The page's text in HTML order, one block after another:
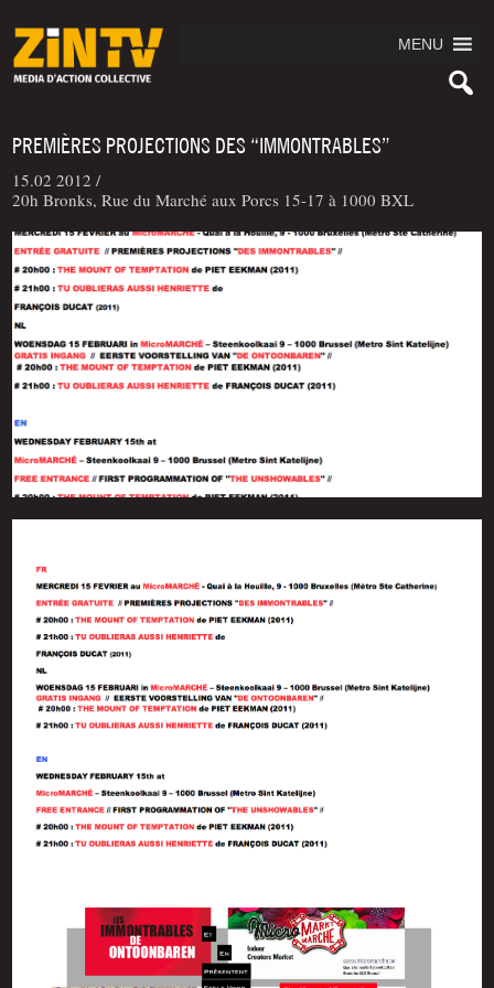
MENU
PREMIÈRES PROJECTIONS DES “IMMONTRABLES”
15.02 2012 /
20h Bronks, Rue du Marché aux Porcs 15-17 à 1000 BXL